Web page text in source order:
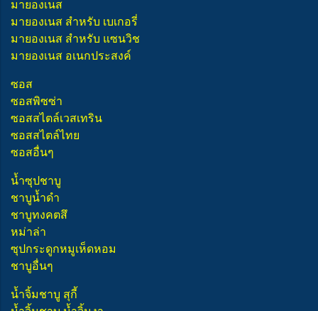
มายองเนส
มายองเนส สำหรับ เบเกอรี่
มายองเนส สำหรับ แซนวิช
มายองเนส อเนกประสงค์
ซอส
ซอสพิซซ่า
ซอสสไตล์เวสเทริน
ซอสสไตล์ไทย
ซอสอื่นๆ
น้ำซุปชาบู
ชาบูน้ำดำ
ชาบูทงคตสึ
หม่าล่า
ซุปกระดูกหมูเห็ดหอม
ชาบูอื่นๆ
น้ำจิ้มชาบู สุกี้